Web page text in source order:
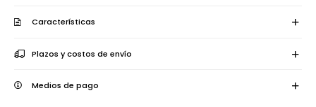
Características
Plazos y costos de envío
Medios de pago